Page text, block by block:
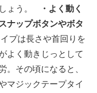
ょう。
・よく動く
ナップボタンやボタ
プは長さや首回りを
よく動きじっとして
。その頃になると、
マジックテープタイ